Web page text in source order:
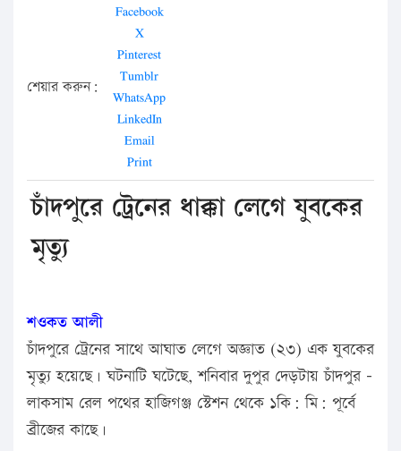
শেয়ার করুন:
Facebook
X
Pinterest
Tumblr
WhatsApp
LinkedIn
Email
Print
চাঁদপুরে ট্রেনের ধাক্কা লেগে যুবকের
মৃত্যু
শওকত আলী
চাঁদপুরে ট্রেনের সাথে আঘাত লেগে অজ্ঞাত (২৩) এক যুবকের
মৃত্যু হয়েছে। ঘটনাটি ঘটেছে, শনিবার দুপুর দেড়টায় চাঁদপুর –
লাকসাম রেল পথের হাজিগঞ্জ স্টেশন থেকে ১কি: মি: পূর্বে
ব্রীজের কাছে।